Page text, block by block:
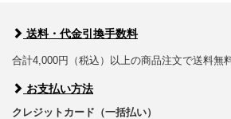
送料・代金引換手数料
合計4,000円（税込）以上の商品注文で送料無
お支払い方法
クレジットカード（一括払い）